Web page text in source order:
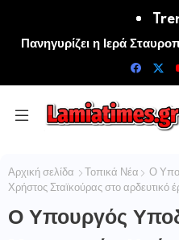
Πανηγυρίζει η Ιερά
Μεταμορφώσεως του
Αρχική σελίδα Τοπικά Νέα
Ο
Χρήστος Σταϊκούρας στο αρδευτικό
Ο Υπουργός